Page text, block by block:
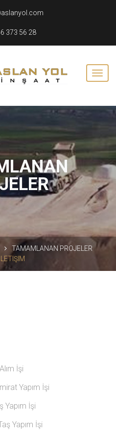
373 56 28
TAMAMLANAN PROJELER
İşi
Yapım İşi
Yapım İşi
Yapım İşi